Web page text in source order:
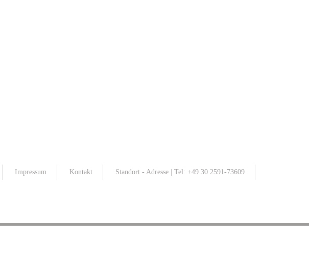
Impressum Kontakt
Standort - Adresse | Tel: +49 30 2591-73609